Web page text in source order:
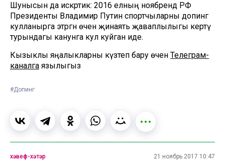
Шунысын да искәртик: 2016 елның ноябрендә РФ
Президенты Владимир Путин спортчыларны допинг
кулланырга этәргән өчен җинаять җаваплылыгы кертү
турындагы канунга кул куйган иде.
Кызыклы яңалыкларны күзәтеп бару өчен Телеграм-
каналга язылыгыз
#Допинг
хәвеф-хәтәр 21 ноябрь 2017 10:47